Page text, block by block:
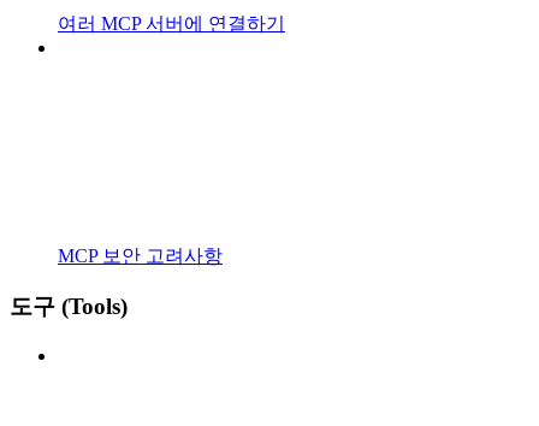
여러 MCP 서버에 연결하기
MCP 보안 고려사항
도구 (Tools)